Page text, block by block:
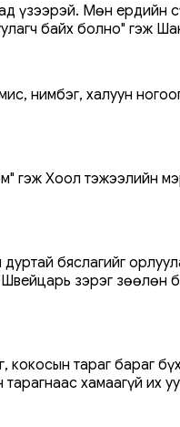
үзээрэй. Мөн ердийн
байх болно" гэж
нимбэг, халуун
гэж Хоол тэжээлийн
бяслагийг
зэрэг зөөлөн
тараг бараг
хамаагүй их